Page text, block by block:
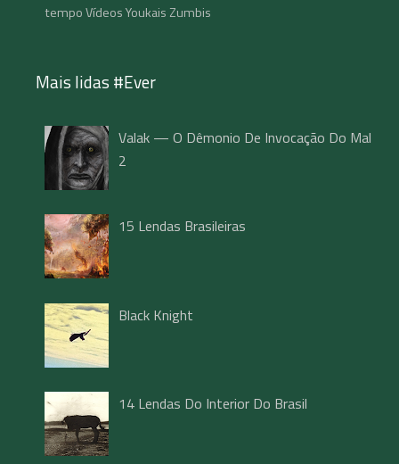
tempoVídeosYoukais Zumbis
Mais lidas #Ever
Valak — O Dêmonio De Invocação Do Mal
2
15 Lendas Brasileiras
Black Knight
14 Lendas Do Interior Do Brasil